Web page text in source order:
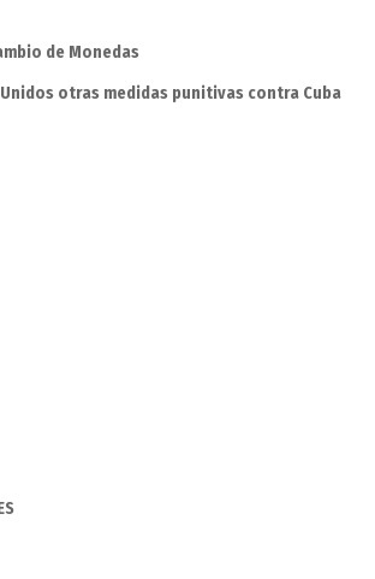
de Monedas
otras medidas punitivas contra Cuba